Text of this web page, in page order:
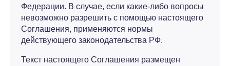
Федерации. В случае, если какие-либо вопросы
невозможно разрешить с помощью настоящего
Соглашения, применяются нормы
действующего законодательства РФ.
Текст настоящего Соглашения размещен